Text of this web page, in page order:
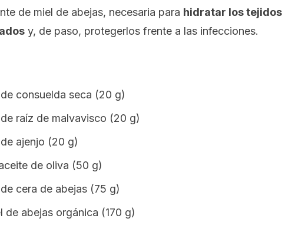
de miel de abejas, necesaria para hidratar los tejidos
y, de paso, protegerlos frente a las infecciones.
consuelda seca (20 g)
raíz de malvavisco (20 g)
ajenjo (20 g)
de oliva (50 g)
cera de abejas (75 g)
de abejas orgánica (170 g)